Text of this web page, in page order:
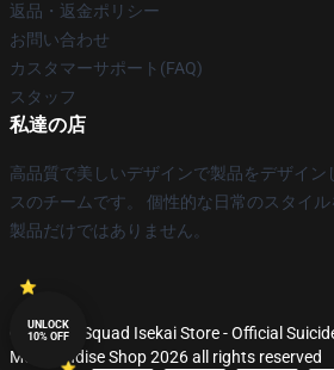
返品・返金ポリシー
お問い合わせ
カスタマーサポート(FAQ)
スタッフ
私達の店
高品質で美しいデザインで製品をデザイン
スのチームです。 個性的な日常のスタイ
製品だけではありません。
© Suicide Squad Isekai Store - Official
Merchandise Shop 2026 all rights reserved
UNLOCK
10% OFF